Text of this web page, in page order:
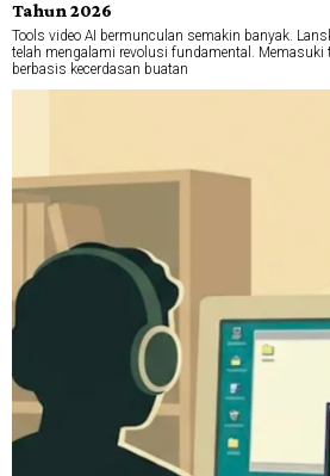
Tahun 2026
Tools video AI bermunculan semakin banyak.
telah mengalami revolusi fundamental.
berbasis kecerdasan buatan